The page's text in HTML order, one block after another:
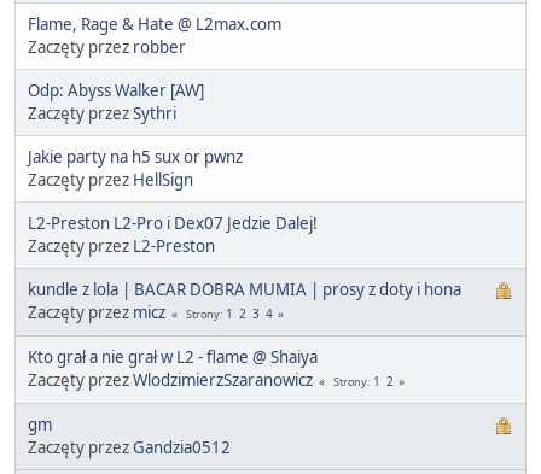
Flame, Rage & Hate @ L2max.com
Zaczęty przez robber
Odp: Abyss Walker [AW]
Zaczęty przezSythri
Jakie party na h5 sux or pwnz
Zaczęty przez HellSign
L2-Preston L2-Pro i Dex07 Jedzie Dalej!
Zaczęty przez L2-Preston
kundle z lola | BACAR DOBRA MUMIA | prosy z doty i hona
Zaczęty przez micz Strony 1 2 3 4
Kto grał a nie grał w L2 - flame @ Shaiya
Zaczęty przezWlodzimierzSzaranowicz Strony 1 2
gm
Zaczęty przezGandzia0512